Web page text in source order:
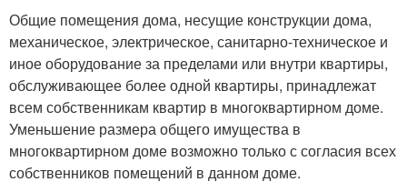
Общие помещения дома, несущие конструкции дома,
механическое, электрическое, санитарно-техническое и
иное оборудование за пределами или внутри квартиры,
обслуживающее более одной квартиры, принадлежат
всем собственникам квартир в многоквартирном доме.
Уменьшение размера общего имущества в
многоквартирном доме возможно только с согласия всех
собственников помещений в данном доме.